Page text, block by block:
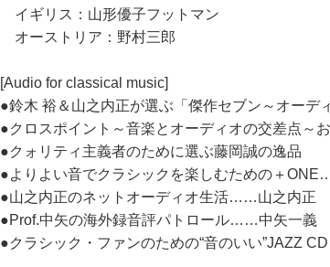
イギリス：山形優子フットマン
オーストリア：野村三郎
[Audio for classical music]
●鈴木 裕＆山之内正が選ぶ「傑作セブン～オーデ
●クロスポイント～音楽とオーディオの交差点
●クォリティ主義者のために選ぶ藤岡誠の逸品
●よりよい音でクラシックを楽しむための＋
●山之内正のネットオーディオ生活……山之内正
●Prof.中矢の海外録音評パトロール……中矢一義
●クラシック・ファンのための“音のいい”JAZZ